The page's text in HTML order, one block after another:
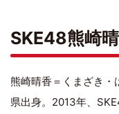
SKE48熊崎
熊崎晴香＝くまざき・
県出身。2013年、